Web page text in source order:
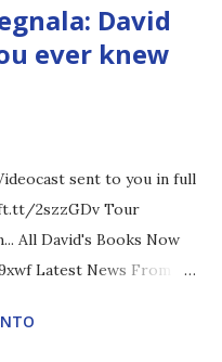
David
ever knew
sent to you in full
2szzGDv Tour
All David's Books Now
Latest News From